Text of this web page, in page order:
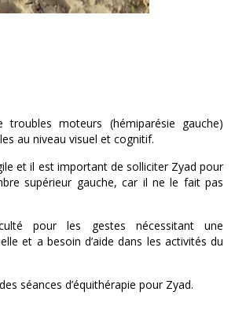
moteurs (hémiparésie gauche)
au niveau visuel et cognitif.
et il est important de solliciter Zyad pour
supérieur gauche, car il ne le fait pas
pour les gestes nécessitant une
et a besoin d’aide dans les activités du
séances d’équithérapie pour Zyad.